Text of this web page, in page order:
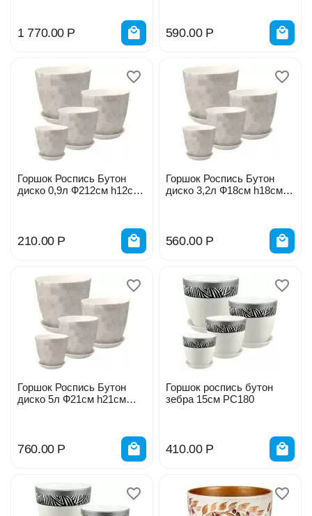
1 770.00 Р 590.00 Р
Горшок Роспись Бутон
диско 0,9л Ф212см h12см
210.00 Р
Горшок Роспись Бутон
диско 3,2л Ф18см h18см
560.00 Р
Горшок Роспись Бутон
диско 5л Ф21см h21см
760.00 Р
Горшок роспись бутон
зебра 15см РС180
410.00 Р